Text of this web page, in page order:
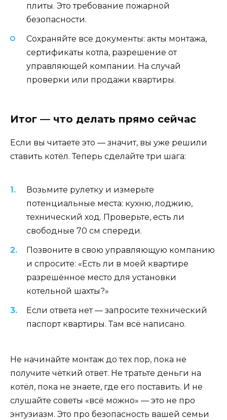
плиты. Это требование пожарной
безопасности.
Сохраняйте все документы: акты монтажа,
сертификаты котла, разрешение от
управляющей компании. На случай
проверки или продажи квартиры.
Итог — что делать прямо сейчас
Если вы читаете это — значит, вы уже решили
ставить котёл. Теперь сделайте три шага:
Возьмите рулетку и измерьте
потенциальные места: кухню, лоджию,
технический ход. Проверьте, есть ли
свободные 70 см спереди.
Позвоните в свою управляющую компанию
и спросите: «Есть ли в моей квартире
разрешённое место для установки
котельной шахты?»
Если ответа нет — запросите технический
паспорт квартиры. Там всё написано.
Не начинайте монтаж до тех пор, пока не
получите чёткий ответ. Не тратьте деньги на
котёл, пока не знаете, где его поставить. И не
слушайте советы «всё можно» — это не про
энтузиазм. Это про безопасность вашей семьи